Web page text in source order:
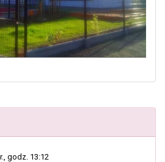
godz. 13:12